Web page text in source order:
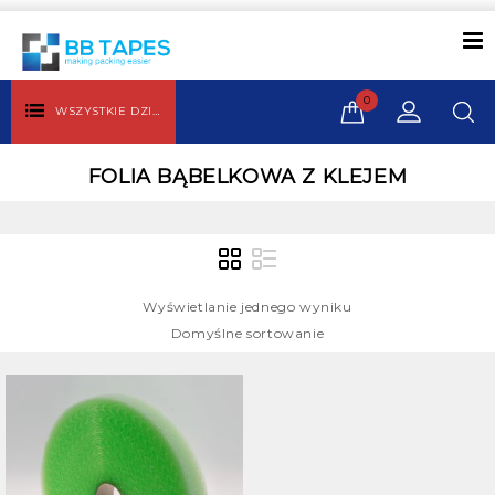
WSZYSTKIE DZIAŁY
0
FOLIA BĄBELKOWA Z KLEJEM
Wyświetlanie jednego wyniku
Domyślne sortowanie